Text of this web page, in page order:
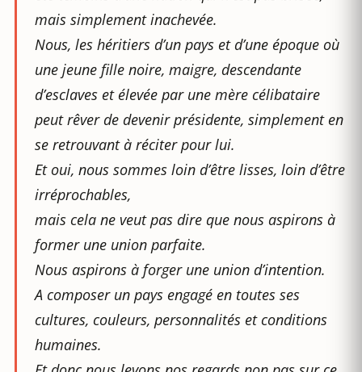
mais simplement inachevée.
Nous, les héritiers d’un pays et d’une époque où
une jeune fille noire, maigre, descendante
d’esclaves et élevée par une mère célibataire
peut rêver de devenir présidente, simplement en
se retrouvant à réciter pour lui.
Et oui, nous sommes loin d’être lisses, loin d’être
irréprochables,
mais cela ne veut pas dire que nous aspirons à
former une union parfaite.
Nous aspirons à forger une union d’intention.
A composer un pays engagé en toutes ses
cultures, couleurs, personnalités et conditions
humaines.